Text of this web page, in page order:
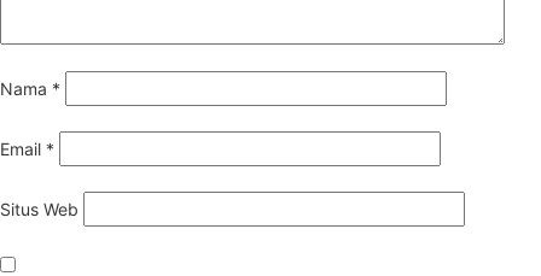
Nama *
Email *
Situs Web